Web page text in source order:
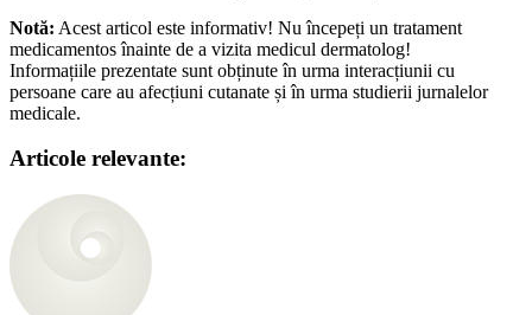
Notă: Acest articol este informativ! Nu începeți un tratament
medicamentos înainte de a vizita medicul dermatolog!
Informațiile prezentate sunt obținute în urma interacțiunii cu
persoane care au afecțiuni cutanate și în urma studierii jurnalelor
medicale.
Articole relevante: